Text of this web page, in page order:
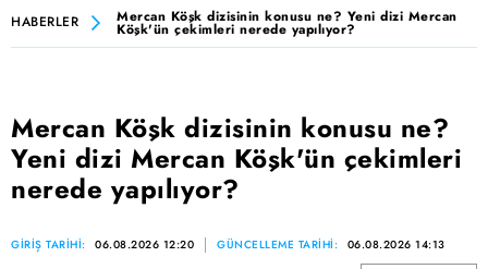
HABERLER Mercan Köşk dizisinin konusu ne? Yeni dizi Mercan
Köşk'ün çekimleri nerede yapılıyor?
Mercan Köşk dizisinin konusu ne?
Yeni dizi Mercan Köşk'ün çekimleri
nerede yapılıyor?
GİRİŞ TARİHİ: 06.08.2026 12:20 GÜNCELLEME TARİHİ: 06.08.2026 14:13